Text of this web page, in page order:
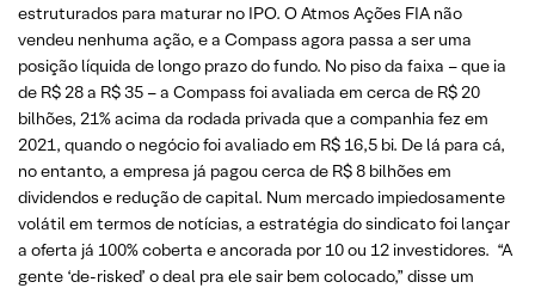
estruturados para maturar no IPO. O Atmos Ações FIA não
vendeu nenhuma ação, e a Compass agora passa a ser uma
posição líquida de longo prazo do fundo. No piso da faixa – que ia
de R$ 28 a R$ 35 – a Compass foi avaliada em cerca de R$ 20
bilhões, 21% acima da rodada privada que a companhia fez em
2021, quando o negócio foi avaliado em R$ 16,5 bi. De lá para cá,
no entanto, a empresa já pagou cerca de R$ 8 bilhões em
dividendos e redução de capital. Num mercado impiedosamente
volátil em termos de notícias, a estratégia do sindicato foi lançar
a oferta já 100% coberta e ancorada por 10 ou 12 investidores. “A
gente ‘de-risked’ o deal pra ele sair bem colocado,” disse um